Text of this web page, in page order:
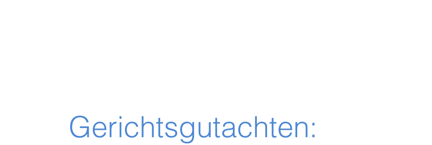
Gerichtsgutachten: